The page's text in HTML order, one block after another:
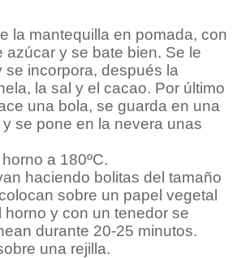
la mantequilla en pomada, con
azúcar y se bate bien. Se le
se incorpora, después la
la sal y el cacao. Por último
una bola, se guarda en una
se pone en la nevera unas
a 180ºC.
haciendo bolitas del tamaño
sobre un papel vegetal
y con un tenedor se
durante 20-25 minutos.
una rejilla.